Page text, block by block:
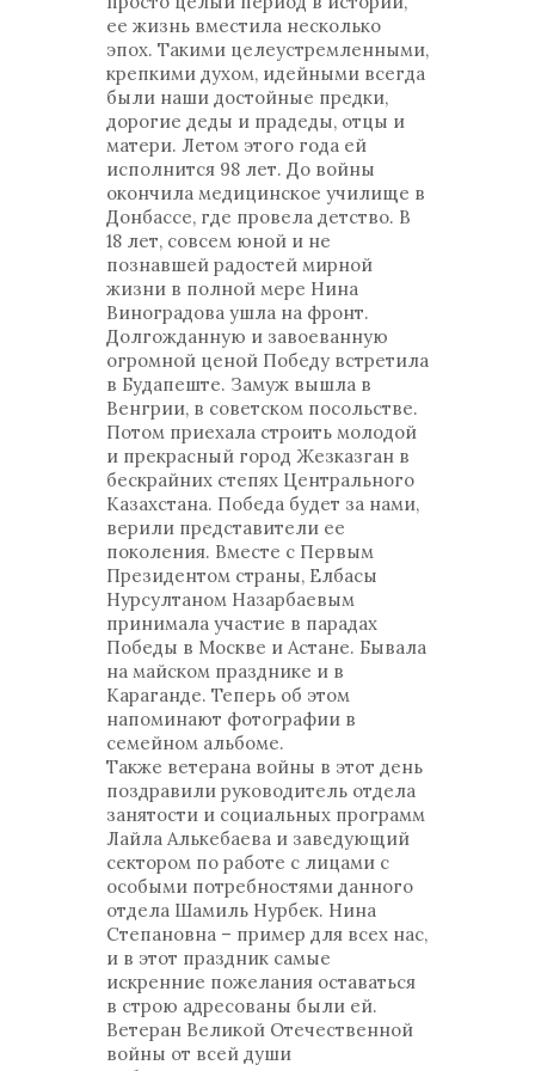
ее жизнь вместила несколько
эпох. Такими целеустремленными,
крепкими духом, идейными всегда
были наши достойные предки,
дорогие деды и прадеды, отцы и
матери. Летом этого года ей
исполнится 98 лет. До войны
окончила медицинское училище в
Донбассе, где провела детство. В
18 лет, совсем юной и не
познавшей радостей мирной
жизни в полной мере Нина
Виноградова ушла на фронт.
Долгожданную и завоеванную
огромной ценой Победу встретила
в Будапеште. Замуж вышла в
Венгрии, в советском посольстве.
Потом приехала строить молодой
и прекрасный город Жезказган в
бескрайних степях Центрального
Казахстана. Победа будет за нами,
верили представители ее
поколения. Вместе с Первым
Президентом страны, Елбасы
Нурсултаном Назарбаевым
принимала участие в парадах
Победы в Москве и Астане. Бывала
на майском празднике и в
Караганде. Теперь об этом
напоминают фотографии в
семейном альбоме.
Также ветерана войны в этот день
поздравили руководитель отдела
занятости и социальных программ
Лайла Алькебаева и заведующий
сектором по работе с лицами с
особыми потребностями данного
отдела Шамиль Нурбек. Нина
Степановна – пример для всех нас,
и в этот праздник самые
искренние пожелания оставаться
в строю адресованы были ей.
Ветеран Великой Отечественной
войны от всей души